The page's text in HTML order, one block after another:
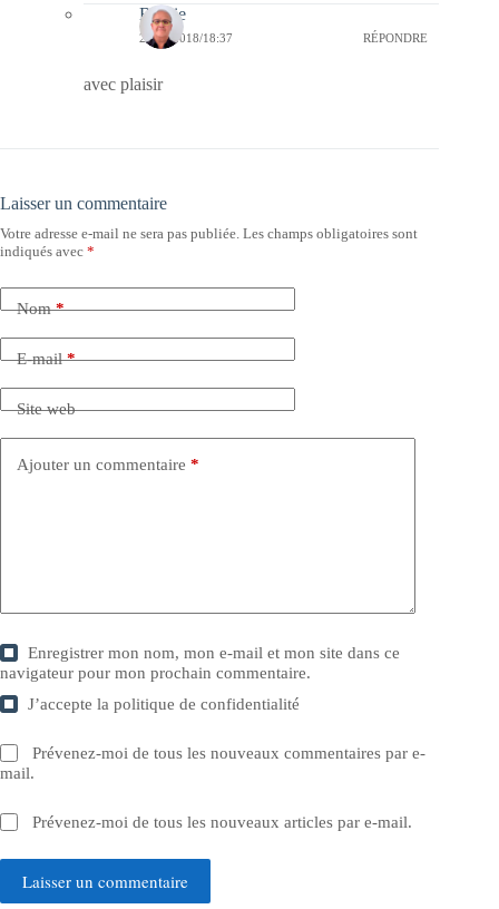
Bernie
23/09/2018/18:37 RÉPONDRE
avec plaisir
Laisser un commentaire
Votre adresse e-mail ne sera pas publiée. Les champs obligatoires sont
indiqués avec *
Nom*
E-mail*
Site web
Ajouter un commentaire *
Enregistrer mon nom, mon e-mail et mon site dans ce
navigateur pour mon prochain commentaire.
J’accepte lapolitique de confidentialité
Prévenez-moi de tous les nouveaux commentaires par e-
mail.
Prévenez-moi de tous les nouveaux articles par e-mail.
Laisser un commentaire